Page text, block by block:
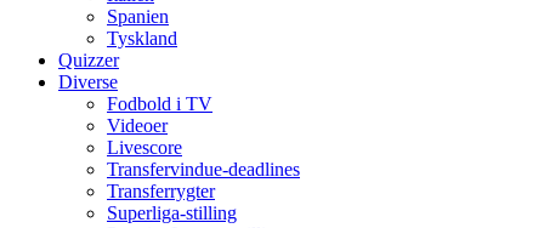
Spanien
Tyskland
Quizzer
Diverse
Fodbold i TV
Videoer
Livescore
Transfervindue-deadlines
Transferrygter
Superliga-stilling